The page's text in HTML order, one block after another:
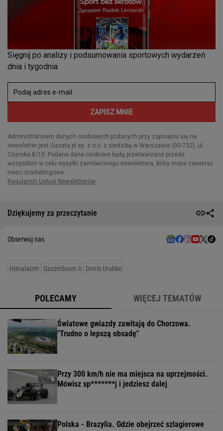
Dziękujemy za przeczytanie
Obserwuj nas
Himalaizm Gaszerbrum Ii Denis Urubko
POLECAMY WIĘCEJ TEMATÓW
Światowe gwiazdy zawitają do Chorzowa.
"Trudno o lepszą obsadę"
Przy 300 km/h nie ma miejsca na uprzejmości.
Mówisz sp*******j i jedziesz dalej
Polska - Brazylia. Gdzie obejrzeć szlagierowe